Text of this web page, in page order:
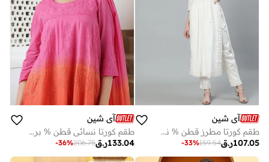
آي شين
طقم كورتا مطرز قطن % نسائي بقصة عادية بلون أبيض مائل للصفرة
ر.ق107.05
159.54
-33%
آي شين
طقم كورتا نسائي قطن % برتقالي مزخرف طويل بقصة مستقيمة مع بنطلون بالازو
ر.ق133.04
206.75
-36%